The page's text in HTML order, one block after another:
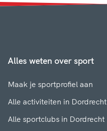
Alles weten over sport
Maak je sportprofiel aan
Alle activiteiten in Dordrecht
Alle sportclubs in Dordrecht